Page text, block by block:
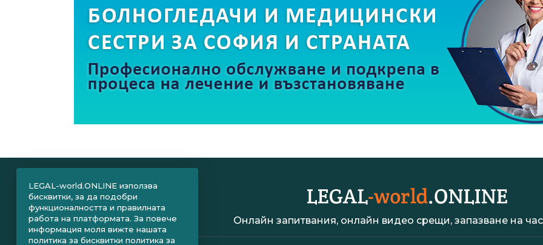
Онлайн запитвания, онлайн видео срещи, запазване на
LEGAL-world.ONLINE използва
бисквитки, за да подобри
функционалността и правилната
работа на платформата. За повече
информация моля вижте нашата
политика за бисквитки политика за